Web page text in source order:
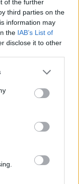
of the further
third parties on the
information may
the IAB’s List of
disclose it to other
or more Google
You may click to
party tags to
in below Google